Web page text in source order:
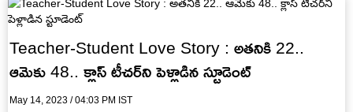
Teacher-Student Love Story : అతనికి 22..
ఆమెకు 48.. క్లాస్ టీచర్‌ని పెళ్లాడిన స్టూడెంట్
May 14, 2023 / 04:03 PM IST